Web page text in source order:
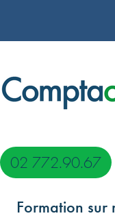
02 772.90.67
Formation sur